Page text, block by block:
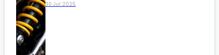
30 Jul 2025